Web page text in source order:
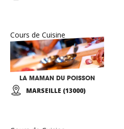
Cours de Cuisine
LA MAMAN DU POISSON
MARSEILLE (13000)